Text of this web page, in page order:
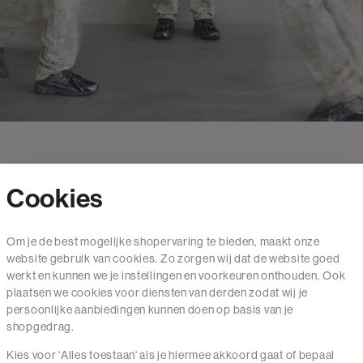
Mail ons
020 - 3412 650
Van maandag t/m vrijdag van 8.30 uur tot 18.00 uur.
Cookies
Om je de best mogelijke shopervaring te bieden, maakt onze
website gebruik van cookies. Zo zorgen wij dat de website goed
werkt en kunnen we je instellingen en voorkeuren onthouden. Ook
plaatsen we cookies voor diensten van derden zodat wij je
persoonlijke aanbiedingen kunnen doen op basis van je
shopgedrag.
Kies voor 'Alles toestaan' als je hiermee akkoord gaat of bepaal